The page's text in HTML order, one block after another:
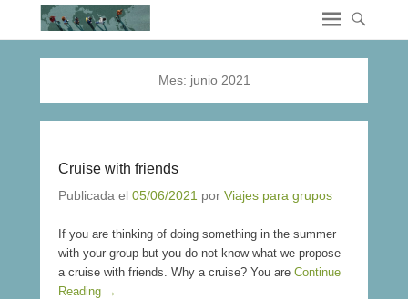
Mes: junio 2021
Cruise with friends
Publicada el 05/06/2021 por Viajes para grupos
If you are thinking of doing something in the summer
with your group but you do not know what we propose
a cruise with friends. Why a cruise? You are Continue
Reading →